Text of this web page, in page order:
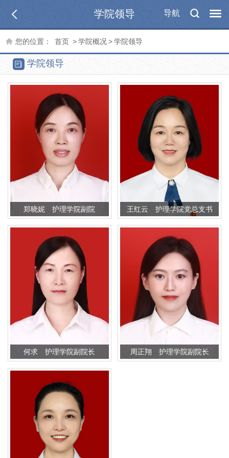
导航
学院领导
您的位置： 首页 >学院概况>学院领导
学院领导
郑晓妮 护理学院副院
长 （主持工作）
王红云 护理学院党总支书
记
何求 护理学院副院长 周正翔 护理学院副院长